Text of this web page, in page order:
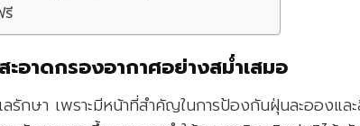
รี
ะอาดกรองอากาศอย่างสม่ำเสมอ
รักษา เพราะมีหน้าที่สำคัญในการป้องกันฝุ่นละอองแ